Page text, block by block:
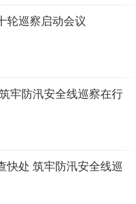
轮巡察启动会议
牢防汛安全线巡察在行
快处 筑牢防汛安全线巡